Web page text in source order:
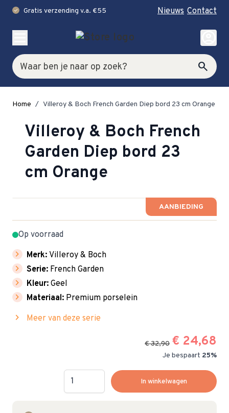
check Gratis verzending v.a. €55 Nieuws Contact
Zoek search
account_circle
Home / Villeroy & Boch French Garden Diep bord 23 cm Orange
Villeroy & Boch French
Garden Diep bord 23
cm Orange
AANBIEDING
Op voorraad
chevron_right Merk: Villeroy & Boch
chevron_right Serie: French Garden
chevron_right Kleur: Geel
chevron_right Materiaal: Premium porselein
chevron_right Meer van deze serie
€ 32,90 € 24,68
Je bespaart 25%
Hoeveelheid
In winkelwagen